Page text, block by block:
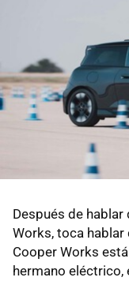
Después de
Works, toca
Cooper Works
hermano eléctrico,